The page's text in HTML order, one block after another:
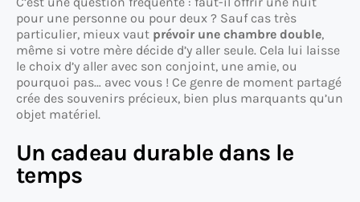
pour une personne ou pour deux ? Sauf cas très
particulier, mieux vaut prévoir une chambre double,
même si votre mère décide d’y aller seule. Cela lui laisse
le choix d’y aller avec son conjoint, une amie, ou
pourquoi pas… avec vous ! Ce genre de moment partagé
crée des souvenirs précieux, bien plus marquants qu’un
objet matériel.
Un cadeau durable dans le
temps